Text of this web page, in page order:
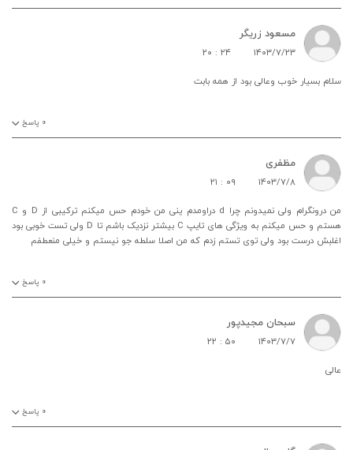
مسعود زریگر
۱۴۰۳/۷/۲۳ ۲۰ : ۲۴
سلام بسیار خوب وعالی بود از همه بابت
۰ پاسخ
مظفری
۱۴۰۳/۷/۸ ۲۱ : ۰۹
من درونگرام ولی نمیدونم چرا d دراومدم ینی من خودم حس میکنم ترکیبی از D و C
هستم و حس میکنم به ویژگی های تایپ C بیشتر نزدیک باشم تا D ولی تست خوبی بود
اغلبش درست بود ولی توی تستم زدم که من اصلا سلطه جو نیستم و خیلی منعطفم
۰ پاسخ
سبحان مجیدپور
۱۴۰۳/۷/۷ ۲۲ : ۵۰
عالی
۰ پاسخ